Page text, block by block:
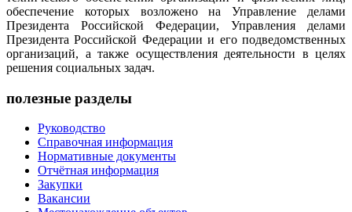
обеспечение которых возложено на Управление делами
Президента Российской Федерации, Управления делами
Президента Российской Федерации и его подведомственных
организаций, а также осуществления деятельности в целях
решения социальных задач.
полезные разделы
Руководство
Справочная информация
Нормативные документы
Отчётная информация
Закупки
Вакансии